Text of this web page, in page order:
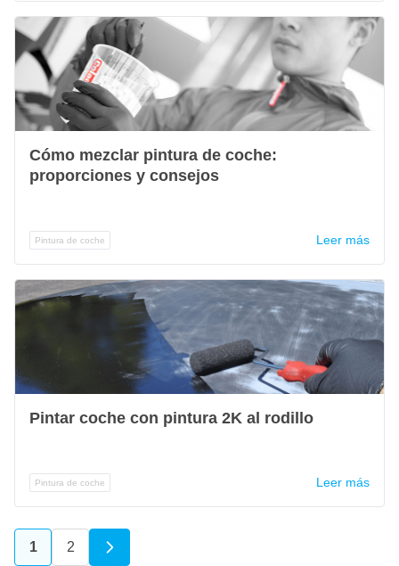
Cómo mezclar pintura de coche:
proporciones y consejos
Pintura de coche Leer más
Pintar coche con pintura 2K al rodillo
Pintura de coche Leer más
Actualmente estás leyendo página
1 Página
2